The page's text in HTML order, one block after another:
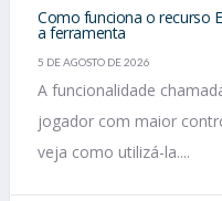
Como funciona o recurso
a ferramenta
5 DE AGOSTO DE 2026
A funcionalidade
jogador com maior
veja como utilizá-la....